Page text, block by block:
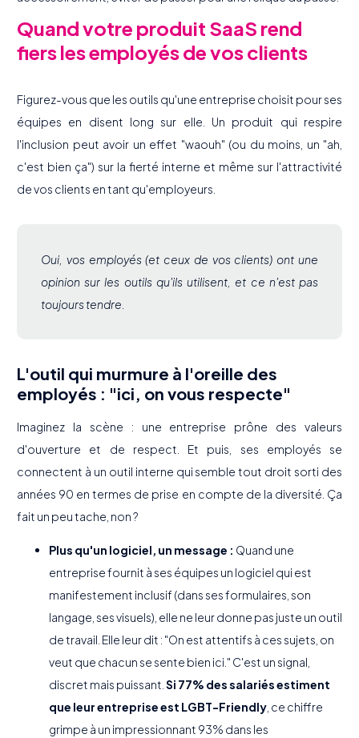
Quand votre produit SaaS rend
fiers les employés de vos clients
Figurez-vous que les outils qu'une entreprise choisit pour ses
équipes en disent long sur elle. Un produit qui respire
l'inclusion peut avoir un effet "waouh" (ou du moins, un "ah,
c'est bien ça") sur la fierté interne et même sur l'attractivité
de vos clients en tant qu'employeurs.
Oui, vos employés (et ceux de vos clients) ont une
opinion sur les outils qu'ils utilisent, et ce n'est pas
toujours tendre.
L'outil qui murmure à l'oreille des
employés : "ici, on vous respecte"
Imaginez la scène : une entreprise prône des valeurs
d'ouverture et de respect. Et puis, ses employés se
connectent à un outil interne qui semble tout droit sorti des
années 90 en termes de prise en compte de la diversité. Ça
fait un peu tache, non ?
Plus qu'un logiciel, un message : Quand une
entreprise fournit à ses équipes un logiciel qui est
manifestement inclusif (dans ses formulaires, son
langage, ses visuels), elle ne leur donne pas juste un outil
de travail. Elle leur dit : "On est attentifs à ces sujets, on
veut que chacun se sente bien ici." C'est un signal,
discret mais puissant. Si 77% des salariés estiment
que leur entreprise est LGBT-Friendly , ce chiffre
grimpe à un impressionnant 93% dans les